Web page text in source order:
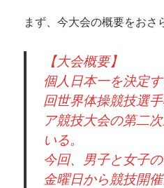
まず、今大会の概要をおさ
【大会概要】
個人日本一を決定
回世界体操競技選
ア競技大会の第二
いる。
今回、男子と女子
金曜日から競技開